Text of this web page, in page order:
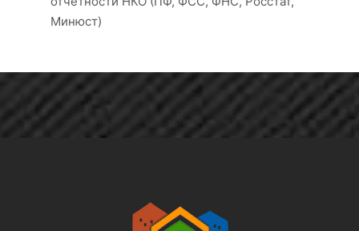
Минюст)